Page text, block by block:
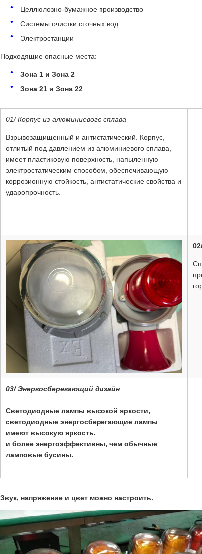
Целлюлозно-бумажное производство
Системы очистки сточных вод
Электростанции
Подходящие опасные места:
Зона 1 и Зона 2
Зона 21 и Зона 22
01/ Корпус из алюминиевого сплава
Взрывозащищенный и антистатический. Корпус,
отлитый под давлением из алюминиевого сплава,
имеет пластиковую поверхность, напыленную
электростатическим способом, обеспечивающую
коррозионную стойкость, антистатические свойства и
ударопрочность.
03/ Энергосберегающий дизайн
Светодиодные лампы высокой яркости,
светодиодные энергосберегающие лампы
имеют высокую яркость.
и более энергоэффективны, чем обычные
ламповые бусины.
Звук, напряжение и цвет можно настроить.